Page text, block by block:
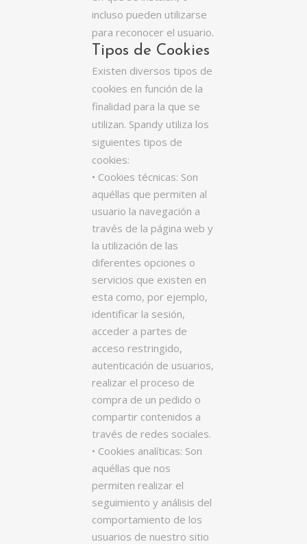
incluso pueden utilizarse
para reconocer el usuario.
Tipos de Cookies
Existen diversos tipos de
cookies en función de la
finalidad para la que se
utilizan. Spandy utiliza los
siguientes tipos de
cookies:
• Cookies técnicas: Son
aquéllas que permiten al
usuario la navegación a
través de la página web y
la utilización de las
diferentes opciones o
servicios que existen en
esta como, por ejemplo,
identificar la sesión,
acceder a partes de
acceso restringido,
autenticación de usuarios,
realizar el proceso de
compra de un pedido o
compartir contenidos a
través de redes sociales.
• Cookies analíticas: Son
aquéllas que nos
permiten realizar el
seguimiento y análisis del
comportamiento de los
usuarios de nuestro sitio